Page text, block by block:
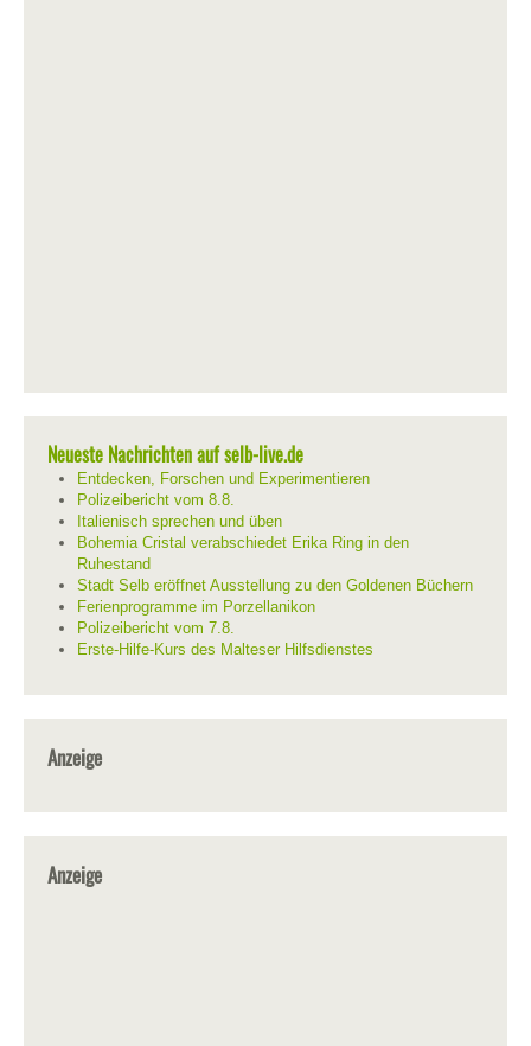
Neueste Nachrichten auf selb-live.de
Entdecken, Forschen und Experimentieren
Polizeibericht vom 8.8.
Italienisch sprechen und üben
Bohemia Cristal verabschiedet Erika Ring in den
Ruhestand
Stadt Selb eröffnet Ausstellung zu den Goldenen Büchern
Ferienprogramme im Porzellanikon
Polizeibericht vom 7.8.
Erste-Hilfe-Kurs des Malteser Hilfsdienstes
Anzeige
Anzeige